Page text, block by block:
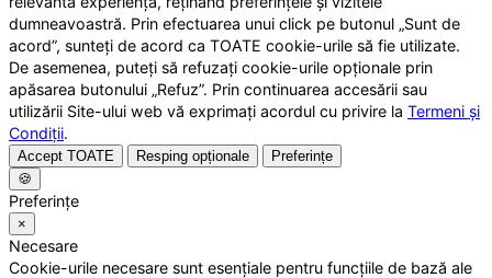
dumneavoastră. Prin efectuarea unui click pe butonul „Sunt de
acord”, sunteți de acord ca TOATE cookie-urile să fie utilizate.
De asemenea, puteți să refuzați cookie-urile opționale prin
apăsarea butonului „Refuz”. Prin continuarea accesării sau
utilizării Site-ului web vă exprimați acordul cu privire la Termeni și
Condiții.
Accept TOATE Resping opționale
Preferințe
🍪
Preferințe
×
Necesare
Cookie-urile necesare sunt esențiale pentru funcțiile de bază ale